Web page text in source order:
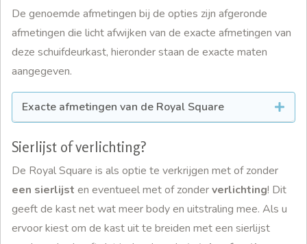
De genoemde afmetingen bij de opties zijn afgeronde
afmetingen die licht afwijken van de exacte afmetingen van
deze schuifdeurkast, hieronder staan de exacte maten
aangegeven.
Exacte afmetingen van de Royal Square
Sierlijst of verlichting?
De Royal Square is als optie te verkrijgen met of zonder
een sierlijst en eventueel met of zonderverlichting! Dit
geeft de kast net wat meer body en uitstraling mee. Als u
ervoor kiest om de kast uit te breiden met een sierlijst